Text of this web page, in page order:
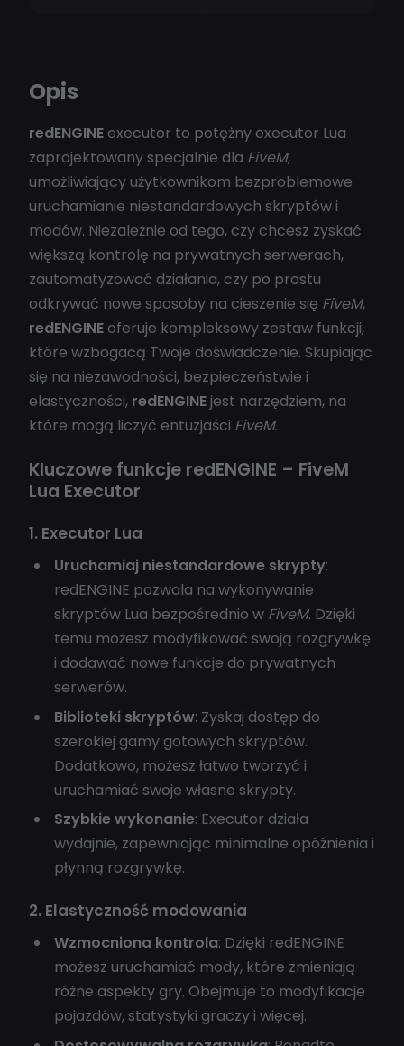
Opis
redENGINEexecutor to potężny executor Lua
zaprojektowany specjalnie dla FiveM,
umożliwiający użytkownikom bezproblemowe
uruchamianie niestandardowych skryptów i
modów. Niezależnie od tego, czy chcesz zyskać
większą kontrolę na prywatnych serwerach,
zautomatyzować działania, czy po prostu
odkrywać nowe sposoby na cieszenie się FiveM,
redENGINEoferuje kompleksowy zestaw funkcji,
które wzbogacą Twoje doświadczenie. Skupiając
się na niezawodności, bezpieczeństwie i
elastyczności, redENGINEjest narzędziem, na
które mogą liczyć entuzjaści FiveM.
Kluczowe funkcje redENGINE – FiveM
Lua Executor
1. Executor Lua
Uruchamiaj niestandardowe skrypty:
redENGINE pozwala na wykonywanie
skryptów Lua bezpośrednio w FiveM. Dzięki
temu możesz modyfikować swoją rozgrywkę
i dodawać nowe funkcje do prywatnych
serwerów.
Biblioteki skryptów: Zyskaj dostęp do
szerokiej gamy gotowych skryptów.
Dodatkowo, możesz łatwo tworzyć i
uruchamiać swoje własne skrypty.
Szybkie wykonanie: Executor działa
wydajnie, zapewniając minimalne opóźnienia i
płynną rozgrywkę.
2. Elastyczność modowania
Wzmocniona kontrola: Dzięki redENGINE
możesz uruchamiać mody, które zmieniają
różne aspekty gry. Obejmuje to modyfikacje
pojazdów, statystyki graczy i więcej.